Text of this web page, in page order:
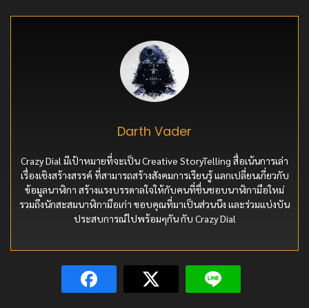
Darth Vader
Crazy Dial มีเป้าหมายที่จะเป็น Creative StoryTelling สื่อเน้นการเล่า
เรื่องเชิงสร้างสรรค์ ที่สามารถสร้างสังคมการเรียนรู้ แลกเปลี่ยนเกี่ยวกับ
ข้อมูลนาฬิกา สร้างแรงบรรดาลใจให้กับคนที่ชื่นชอบนาฬิกามือใหม่
รวมถึงนักสะสมนาฬิกามือเก่า ขอบคุณที่มาเป็นส่วนนึง และร่วมแบ่งบัน
ประสบการณ์ไปพร้อมๆกัน กับ Crazy Dial